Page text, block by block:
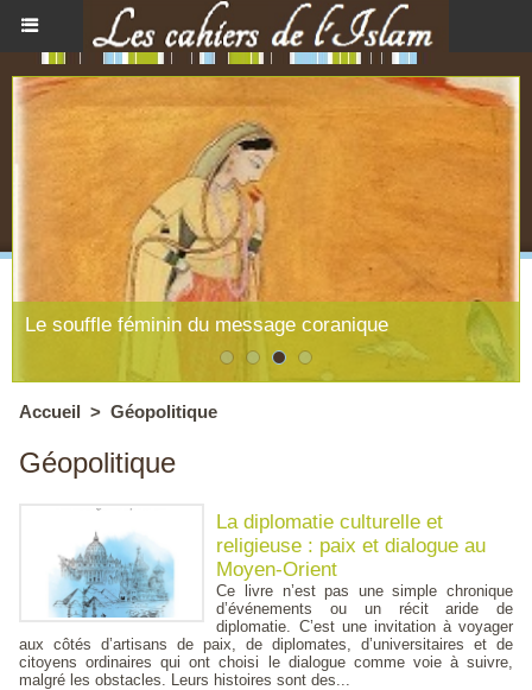
Le souffle féminin du message coranique
Accueil > Géopolitique
Géopolitique
La diplomatie culturelle et
religieuse : paix et dialogue au
Moyen-Orient
Ce livre n’est pas une simple chronique
d’événements ou un récit aride de
diplomatie. C’est une invitation à voyager
aux côtés d’artisans de paix, de diplomates, d’universitaires et de
citoyens ordinaires qui ont choisi le dialogue comme voie à suivre,
malgré les obstacles. Leurs histoires sont des...